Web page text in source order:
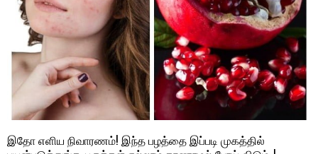
இதோ எளிய நிவாரணம்! இந்த பழத்தை இப்படி முகத்தில்